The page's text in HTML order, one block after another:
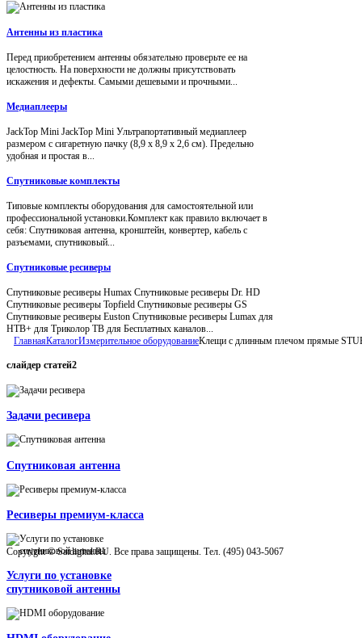
Антенны из пластика
Перед приобретением антенны обязательно проверьте ее на
целостность. На поверхности не должны присутствовать
искажения и дефекты. Самыми дешевыми и прочными...
Медиаплееры
JackTop Mini JackTop Mini Ультрапортативный медиаплеер
размером с сигаретную пачку (8,9 x 8,9 x 2,6 см). Предельно
удобная и простая в...
Спутниковые комплекты
Типовые комплекты оборудования для самостоятельной или
профессиональной установки.Комплект как правило включает в
себя: Спутниковая антенна, кронштейн, конвертер, кабель с
разъемами, спутниковый...
Спутниковые ресиверы
Спутниковые ресиверы Humax Спутниковые ресиверы Dr. HD
Спутниковые ресиверы Topfield Спутниковые ресиверы GS
Спутниковые ресиверы Euston Спутниковые ресиверы Lumax для
НТВ+ для Триколор ТВ для Бесплатных каналов...
ГлавнаяКаталогИзмерительное оборудованиеКлещи с длинным плечом прямые
слайдер статей2
Задачи ресивера
Спутниковая антенна
Ресиверы премиум-класса
Услуги по установке
спутниковой антенны
Copyright © Satdigital.RU. Все права защищены. Тел. (495) 043-5067